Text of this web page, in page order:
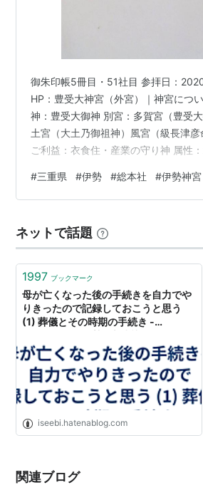
御朱印帳5冊目・51社目 参拝日：
HP：豊受大神宮（外宮）｜神宮につ
神：豊受大御神 別宮：多賀宮（豊受
土宮（大土乃御祖神）風宮（級長津彦
ご利益：衣食住・産業の守り神 属性
神明造（20年に1度の式年遷宮で建て
約8万社の総本社であり、全国の神社
見宮含む） 最寄駅：交通アクセス｜
でもらった中で一番シンプルな御朱
ま…
#三重県 #伊勢 #総本社 #伊勢神宮
ネットで話題
1997 ブックマーク
母が亡くなった後の手続きを自力でや
りきったので記録しておこうと思う
(1) 葬儀とその時期の手続き -
iseebi.hatenablog.com
関連ブログ